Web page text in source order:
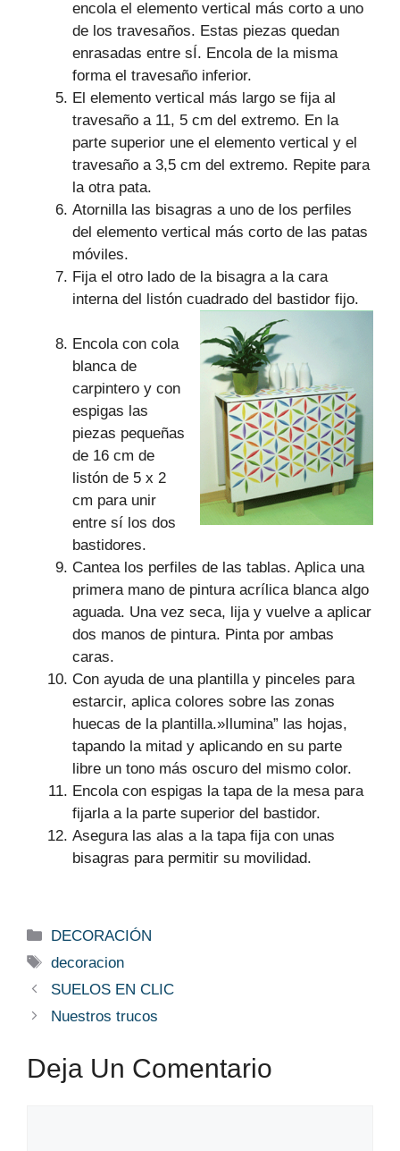
encola el elemento vertical más corto a uno
de los travesaños. Estas piezas quedan
enrasadas entre sÍ. Encola de la misma
forma el travesaño inferior.
El elemento vertical más largo se fija al
travesaño a 11, 5 cm del extremo. En la
parte superior une el elemento vertical y el
travesaño a 3,5 cm del extremo. Repite para
la otra pata.
Atornilla las bisagras a uno de los perfiles
del elemento vertical más corto de las patas
móviles.
Fija el otro lado de la bisagra a la cara
interna del listón cuadrado del bastidor fijo.
Encola con cola
blanca de
carpintero y con
espigas las
piezas pequeñas
de 16 cm de
listón de 5 x 2
cm para unir
entre sí los dos
bastidores.
Cantea los perfiles de las tablas. Aplica una
primera mano de pintura acrílica blanca algo
aguada. Una vez seca, lija y vuelve a aplicar
dos manos de pintura. Pinta por ambas
caras.
Con ayuda de una plantilla y pinceles para
estarcir, aplica colores sobre las zonas
huecas de la plantilla.»Ilumina” las hojas,
tapando la mitad y aplicando en su parte
libre un tono más oscuro del mismo color.
Encola con espigas la tapa de la mesa para
fijarla a la parte superior del bastidor.
Asegura las alas a la tapa fija con unas
bisagras para permitir su movilidad.
Categorías
DECORACIÓN
Etiquetas
decoracion
SUELOS EN CLIC
Nuestros trucos
Deja Un Comentario